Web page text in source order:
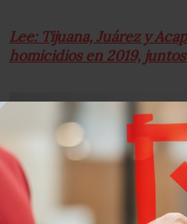
Lee: Tijuana, Juárez y
homicidios en 2019,